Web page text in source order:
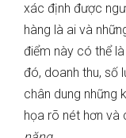
xác định được
hàng là ai và
điểm này có thể
đó, doanh thu, số
chân dung những
họa rõ nét hơn và